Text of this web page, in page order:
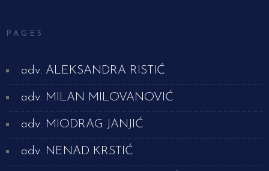
PAGES
adv. ALEKSANDRA RISTIĆ
adv. MILAN MILOVANOVIĆ
adv. MIODRAG JANJIĆ
adv. NENAD KRSTIĆ